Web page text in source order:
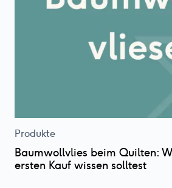
Produkte
Baumwollvlies beim Quilten:
ersten Kauf wissen solltest